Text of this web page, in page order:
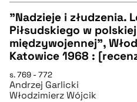
CZYSTY TEKST
pobierz cytat
"Nadzieje i złudzenia.
Piłsudskiego w
międzywojennej",
Katowice 1968 :
s. 769 - 772
Andrzej Garlicki
Włodzimierz Wójcik